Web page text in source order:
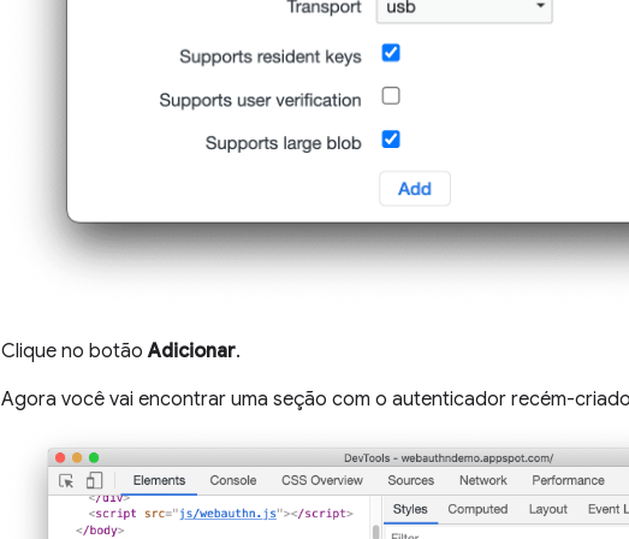
Clique no botãoAdicionar.
Agora você vai encontrar uma seção com o autenticador recém-